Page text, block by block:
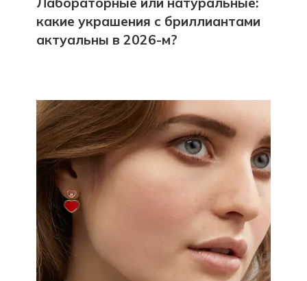
какие украшения с бриллиантами
актуальны в 2026-м?